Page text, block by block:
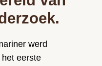
werd
eerste